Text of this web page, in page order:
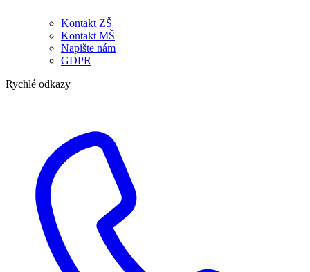
Kontakt ZŠ
Kontakt MŠ
Napište nám
GDPR
Rychlé odkazy